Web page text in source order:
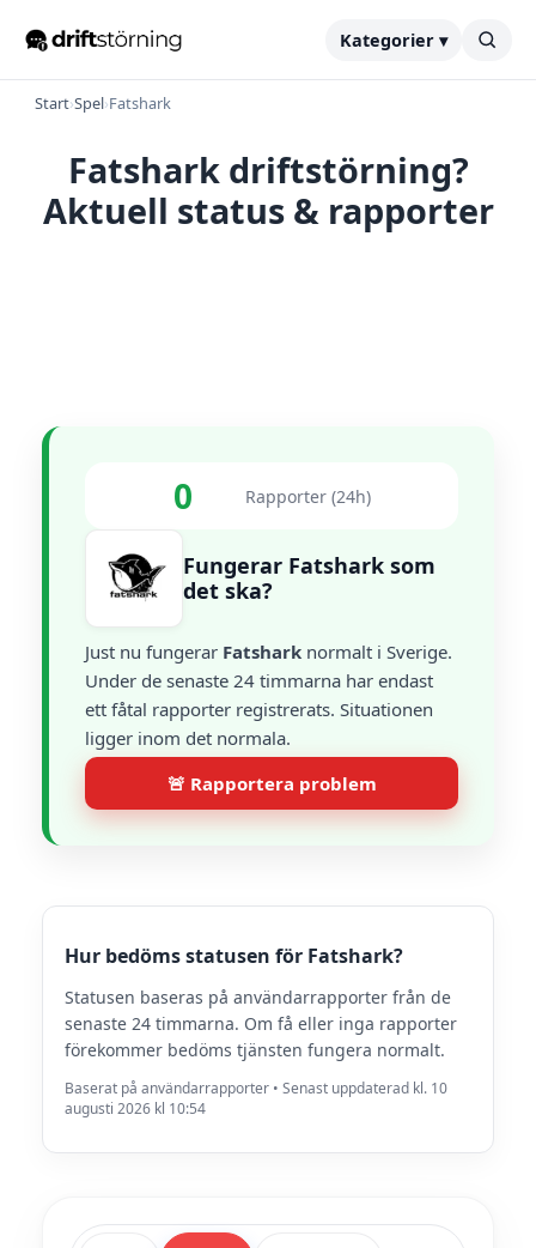
Kategorier ▾
Start›Spel›Fatshark
Fatshark driftstörning?
Aktuell status & rapporter
0 Rapporter (24h)
Fungerar Fatshark som
det ska?
Just nu fungerar Fatshark normalt i Sverige.
Under de senaste 24 timmarna har endast
ett fåtal rapporter registrerats. Situationen
ligger inom det normala.
🚨 Rapportera problem
Hur bedöms statusen för Fatshark?
Statusen baseras på användarrapporter från de
senaste 24 timmarna. Om få eller inga rapporter
förekommer bedöms tjänsten fungera normalt.
Baserat på användarrapporter • Senast uppdaterad kl. 10
augusti 2026 kl 10:54